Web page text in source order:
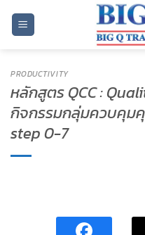
PRODUCTIVITY
หลักสูตร QCC :
กิจกรรมกลุ่มควบคุม
step 0-7